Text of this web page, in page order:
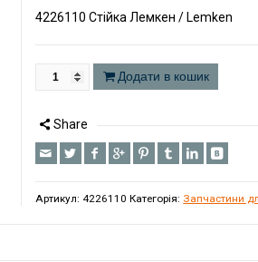
4226110 Стійка Лемкен / Lemken
Додати в кошик
Share
Артикул: 4226110 Категорія: Запчастини